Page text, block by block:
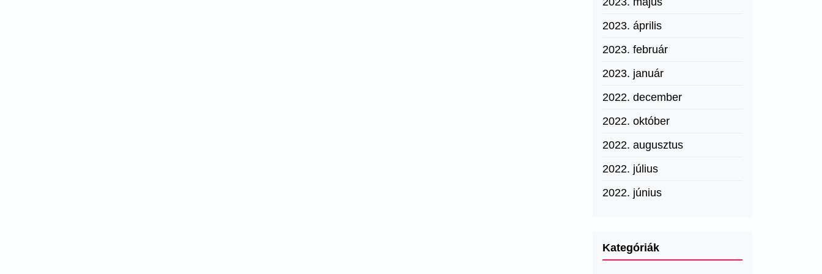
2023. április
2023. február
2023. január
2022. december
2022. október
2022. augusztus
2022. július
2022. június
Kategóriák